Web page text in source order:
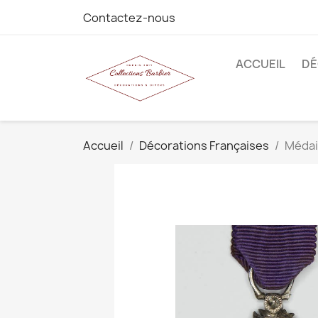
Contactez-nous
ACCUEIL
Accueil Décorations Françaises